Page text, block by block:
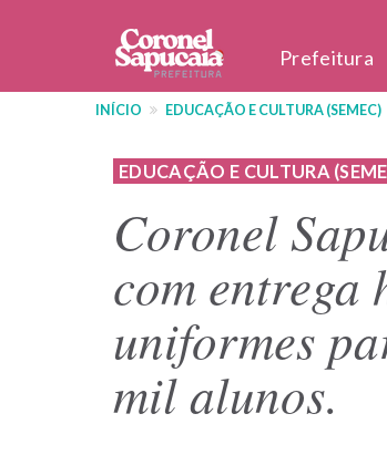
conteúdo
Main
navigation
Prefeitura
INÍCIO EDUCAÇÃO E CULTURA (SEMEC)
EDUCAÇÃO E CULTURA
Coronel
com entrega
uniformes
mil alunos.